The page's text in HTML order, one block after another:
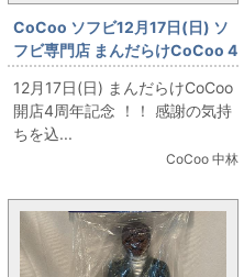
CoCoo ソフビ12月17日(日) ソ
フビ専門店 まんだらけCoCoo 4
周年記念 「ベアモデル オール怪
獣コレクション ウルトラセブン
&ミニステーションホーク」
12月17日(日) まんだらけCoCoo
開店4周年記念 ！！ 感謝の気持
ちを込...
CoCoo 中林